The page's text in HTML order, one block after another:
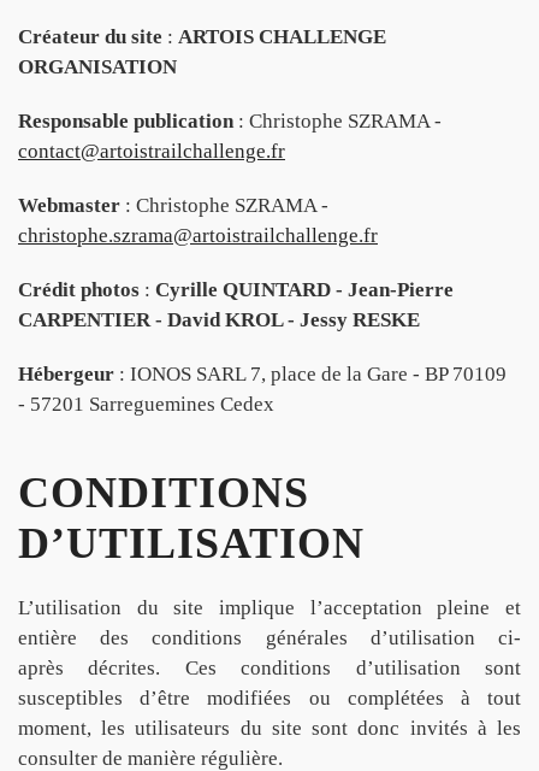
Créateur du site : ARTOIS CHALLENGE
ORGANISATION
Responsable publication : Christophe SZRAMA -
contact@artoistrailchallenge.fr
Webmaster : Christophe SZRAMA -
christophe.szrama@artoistrailchallenge.fr
Crédit photos : Cyrille QUINTARD - Jean-Pierre
CARPENTIER - David KROL - Jessy RESKE
Hébergeur : IONOS SARL 7, place de la Gare - BP 70109
- 57201 Sarreguemines Cedex
CONDITIONS
D’UTILISATION
L’utilisation du site implique l’acceptation pleine et
entière des conditions générales d’utilisation ci-
après décrites. Ces conditions d’utilisation sont
susceptibles d’être modifiées ou complétées à tout
moment, les utilisateurs du site sont donc invités à les
consulter de manière régulière.